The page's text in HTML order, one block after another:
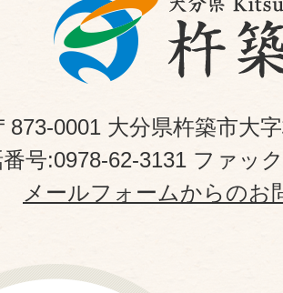
873-0001 大分県杵築市大
番号:0978-62-3131 ファッ
メールフォームからのお